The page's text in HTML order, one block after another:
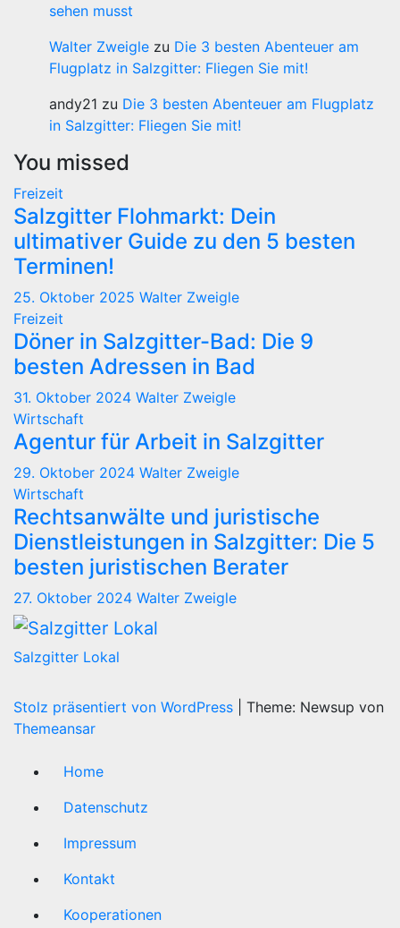
sehen musst
Walter Zweigle zu Die 3 besten Abenteuer am
Flugplatz in Salzgitter: Fliegen Sie mit!
andy21 zu Die 3 besten Abenteuer am Flugplatz
in Salzgitter: Fliegen Sie mit!
You missed
Freizeit
Salzgitter Flohmarkt: Dein
ultimativer Guide zu den 5 besten
Terminen!
25. Oktober 2025 Walter Zweigle
Freizeit
Döner in Salzgitter-Bad: Die 9
besten Adressen in Bad
31. Oktober 2024 Walter Zweigle
Wirtschaft
Agentur für Arbeit in Salzgitter
29. Oktober 2024 Walter Zweigle
Wirtschaft
Rechtsanwälte und juristische
Dienstleistungen in Salzgitter: Die 5
besten juristischen Berater
27. Oktober 2024 Walter Zweigle
Salzgitter Lokal
Stolz präsentiert von WordPress
Theme: Newsup von
Themeansar
Home
Datenschutz
Impressum
Kontakt
Kooperationen